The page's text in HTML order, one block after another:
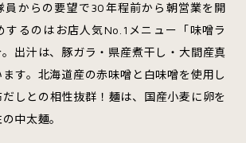
五所川原市 つがる市
黒石市
員からの要望で30年程前から朝営業を開
するのはお店人気No.1メニュー「味噌ラ
出汁は、豚ガラ・県産煮干し・大間産真
す。北海道産の赤味噌と白味噌を使用し
しとの相性抜群！麺は、国産小麦に卵を
中太麺。